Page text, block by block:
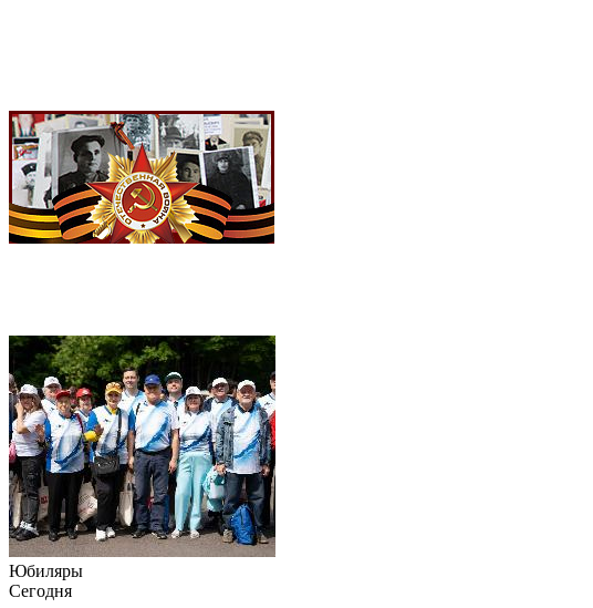
Юбиляры
Сегодня